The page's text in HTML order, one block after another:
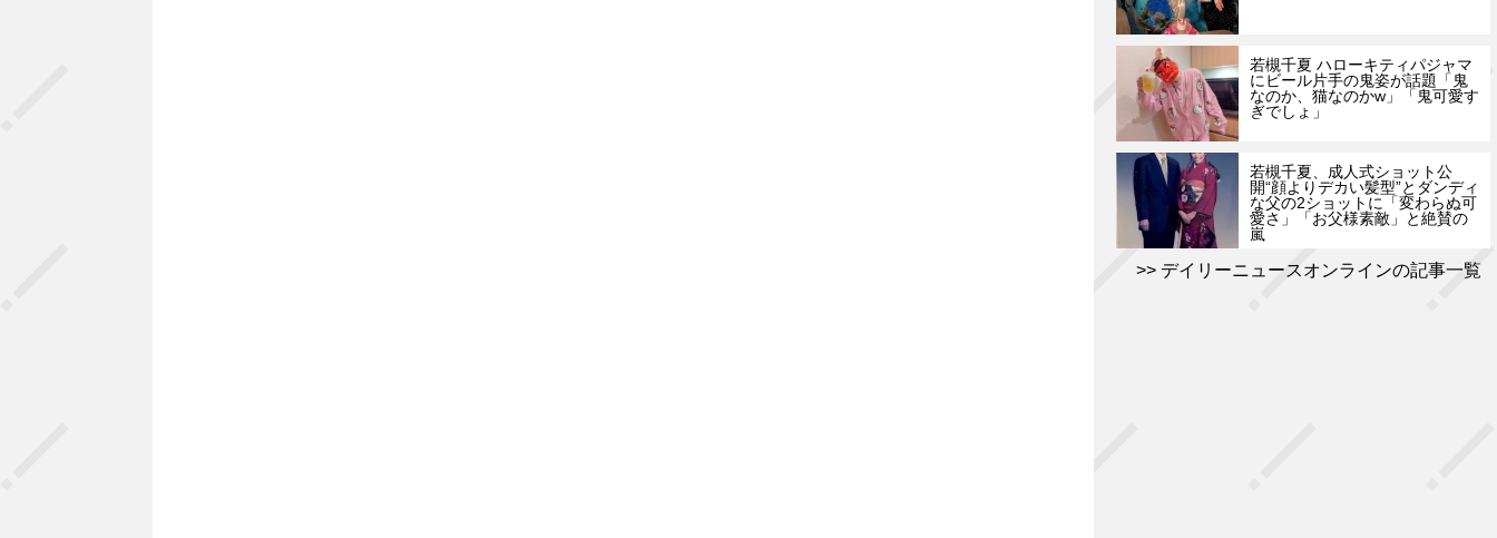
若槻千夏 ハローキティパジャマ
にビール片手の鬼姿が話題「鬼
なのか、猫なのかw」「鬼可愛す
ぎでしょ」
若槻千夏、成人式ショット公
開“顔よりデカい髪型”とダンディ
な父の2ショットに「変わらぬ可
愛さ」「お父様素敵」と絶賛の
嵐
デイリーニュースオンラインの記事一覧